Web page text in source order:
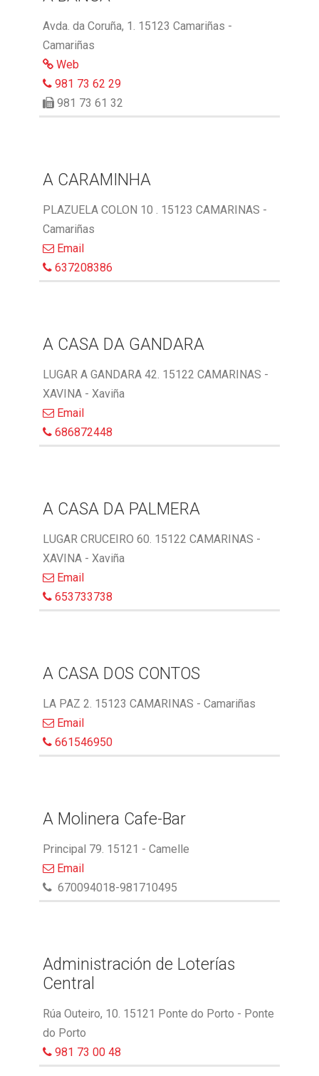
Avda. da Coruña, 1. 15123 Camariñas -
Camariñas
Web
981 73 62 29
981 73 61 32
A CARAMINHA
PLAZUELA COLON 10 . 15123 CAMARINAS -
Camariñas
Email
637208386
A CASA DA GANDARA
LUGAR A GANDARA 42. 15122 CAMARINAS -
XAVINA - Xaviña
Email
686872448
A CASA DA PALMERA
LUGAR CRUCEIRO 60. 15122 CAMARINAS -
XAVINA - Xaviña
Email
653733738
A CASA DOS CONTOS
LA PAZ 2. 15123 CAMARINAS - Camariñas
Email
661546950
A Molinera Cafe-Bar
Principal 79. 15121 - Camelle
Email
670094018-981710495
Administración de Loterías
Central
Rúa Outeiro, 10. 15121 Ponte do Porto - Ponte
do Porto
981 73 00 48